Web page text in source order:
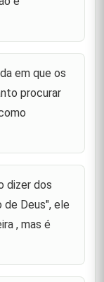
em quatro
na justiça e
desvio
e o malfeitor é
pessoas o
que elas
em que os
procurar
dizer dos
de Deus", ele
, mas é